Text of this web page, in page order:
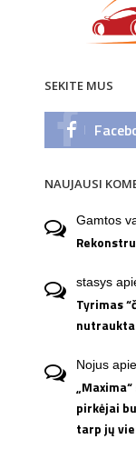
SEKITE MUS
NAUJAUSI
Gamtos
stasys
Tyrimas
Nojus apie
pirkėjai
tarp jų